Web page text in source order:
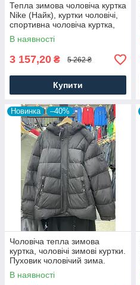
Тепла зимова чоловіча куртка
Nike (Найк), куртки чоловічі,
спортивна чоловіча куртка,
Темно-синій
В наявності
3 157,20 ₴ 5 262 ₴
Купити
Новинка –40%
Чоловіча тепла зимова
куртка, чоловічі зимові куртки.
Пуховик чоловічий зима.
Чоловічий одяг
В наявності